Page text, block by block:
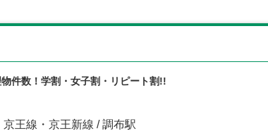
件数！学割・女子割・リピート割!!
京王線・京王新線 / 調布駅